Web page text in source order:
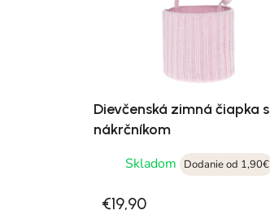
Dievčenská zimná čiapka s
nákrčníkom
Skladom Dodanie od 1,90€
€19,90